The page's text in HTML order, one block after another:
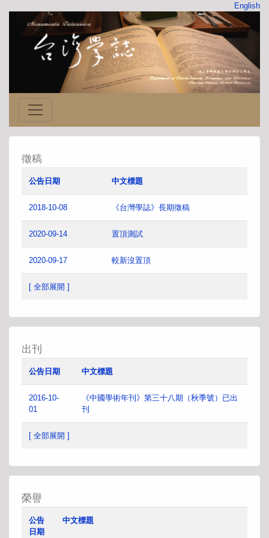
English
徵稿
公告日期 中文標題
2018-10-08 《台灣學誌》長期徵稿
2020-09-14 置頂測試
2020-09-17 較新沒置頂
[ 全部展開 ]
出刊
公告日期 中文標題
2016-10-
01
《中國學術年刊》第三十八期（秋季號）已出
刊
[ 全部展開 ]
榮譽
公告
日期
中文標題